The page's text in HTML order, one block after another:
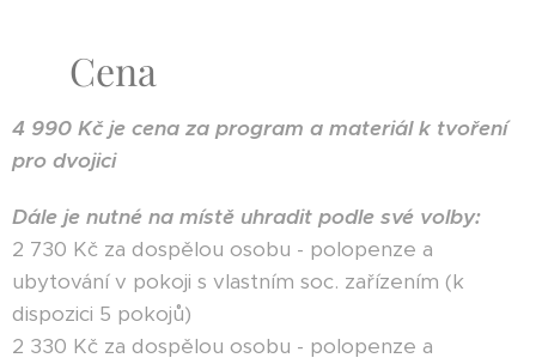
💰 Cena
4 990 Kč je cena za program a materiál k tvoření
pro dvojici
Dále je nutné na místě uhradit podle své volby:
2 730 Kč za dospělou osobu - polopenze a
ubytování v pokoji s vlastním soc. zařízením (k
dispozici 5 pokojů)
2 330 Kč za dospělou osobu - polopenze a